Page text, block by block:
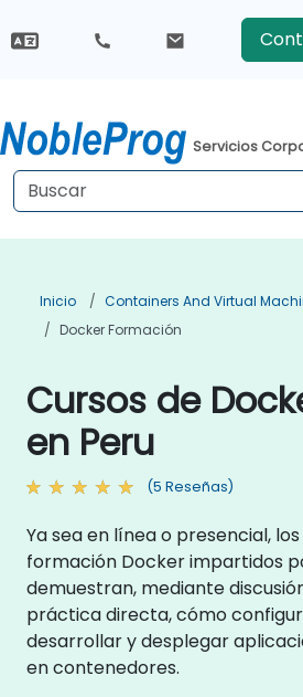
Servicios
Inicio
Containers And Virtual
Docker Formación
Cursos de
en Peru
(5 Reseñas)
Ya sea en línea o presencial,
formación Docker impartidos
demuestran, mediante
práctica directa, cómo
desarrollar y desplegar
en contenedores.